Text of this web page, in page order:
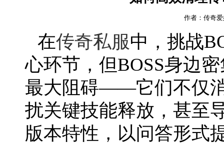
作者：传奇
在传奇私服中，挑战
心环节，但BOSS身边
最大阻碍——它们不仅
扰关键技能释放，甚至
版本特性，以问答形式